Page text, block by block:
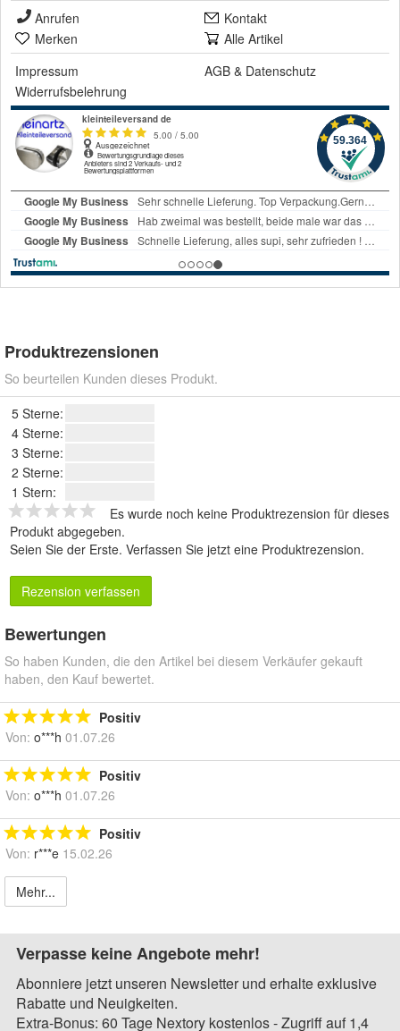
Anrufen
Kontakt
Merken
Alle Artikel
Impressum
AGB & Datenschutz
Widerrufsbelehrung
Produktrezensionen
So beurteilen Kunden dieses Produkt.
5 Sterne:
4 Sterne:
3 Sterne:
2 Sterne:
1 Stern:
Es wurde noch keine Produktrezension für dieses
Produkt abgegeben.
Seien Sie der Erste. Verfassen Sie jetzt eine Produktrezension.
Rezension verfassen
Bewertungen
So haben Kunden, die den Artikel bei diesem Verkäufer gekauft
haben, den Kauf bewertet.
Positiv
Von: o***h 01.07.26
Positiv
Von: o***h 01.07.26
Positiv
Von: r***e 15.02.26
Mehr...
Verpasse keine Angebote mehr!
Abonniere jetzt unseren Newsletter und erhalte exklusive
Rabatte und Neuigkeiten.
Extra-Bonus: 60 Tage Nextory kostenlos - Zugriff auf 1,4